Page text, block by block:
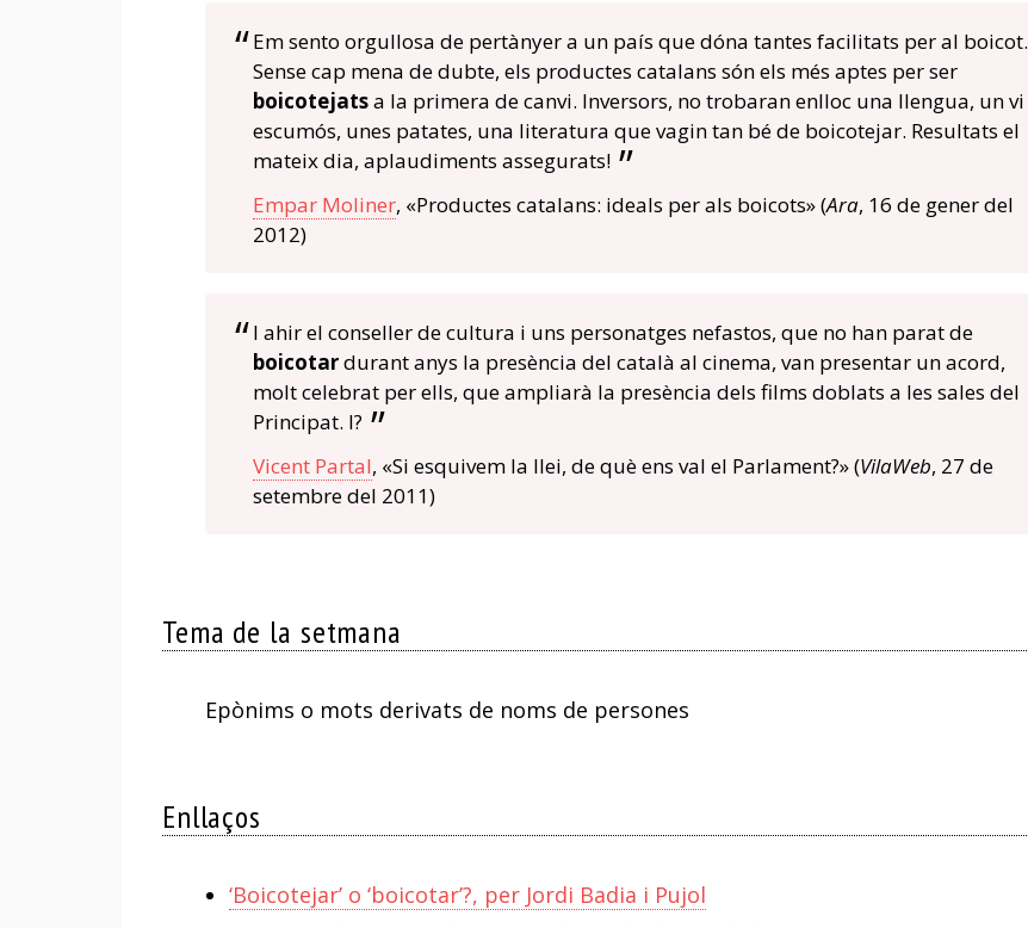
Em sento orgullosa de pertànyer a un país que dóna tantes facilitats per al boicot.
Sense cap mena de dubte, els productes catalans són els més aptes per ser
boicotejatsa la primera de canvi. Inversors, no trobaran enlloc una llengua, un vi
escumós, unes patates, una literatura que vagin tan bé de boicotejar. Resultats el
mateix dia, aplaudiments assegurats!
Empar Moliner, «Productes catalans: ideals per als boicots» (Ara, 16 de gener del
2012)
I ahir el conseller de cultura i uns personatges nefastos, que no han parat de
boicotardurant anys la presència del català al cinema, van presentar un acord,
molt celebrat per ells, que ampliarà la presència dels films doblats a les sales del
Principat. I?
Vicent Partal, «Si esquivem la llei, de què ens val el Parlament?» (VilaWeb, 27 de
setembre del 2011)
Tema de la setmana
Epònims o mots derivats de noms de persones
Enllaços
‘Boicotejar’ o ‘boicotar’?, per Jordi Badia i Pujol